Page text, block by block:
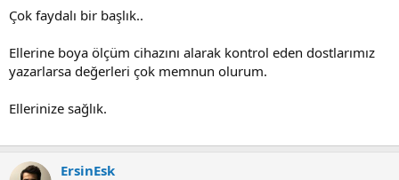
Çok faydalı bir başlık..
Ellerine boya ölçüm cihazını alarak kontrol eden dostlarımız
yazarlarsa değerleri çok memnun olurum.
Ellerinize sağlık.
ErsinEsk